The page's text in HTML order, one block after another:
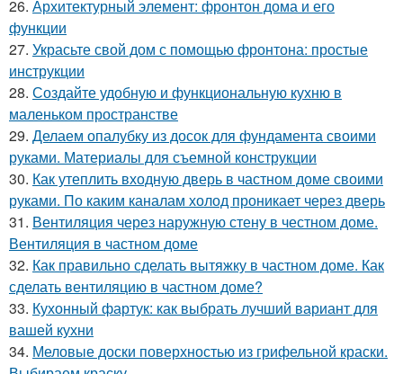
26. Архитектурный элемент: фронтон дома и его
функции
27. Украсьте свой дом с помощью фронтона: простые
инструкции
28. Создайте удобную и функциональную кухню в
маленьком пространстве
29. Делаем опалубку из досок для фундамента своими
руками. Материалы для съемной конструкции
30. Как утеплить входную дверь в частном доме своими
руками. По каким каналам холод проникает через дверь
31. Вентиляция через наружную стену в честном доме.
Вентиляция в частном доме
32. Как правильно сделать вытяжку в частном доме. Как
сделать вентиляцию в частном доме?
33. Кухонный фартук: как выбрать лучший вариант для
вашей кухни
34. Меловые доски поверхностью из грифельной краски.